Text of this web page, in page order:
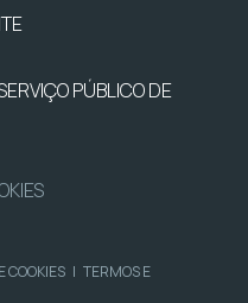
PÚBLICO DE
COOKIES | TERMOS E